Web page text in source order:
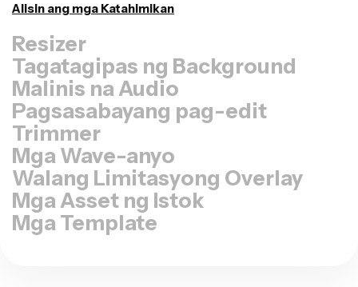
I-resize ang Video
Tagatagipas ng Background
Malinis na Audio
Pagsasabayang pag-edit
Trimmer
Mga Wave-anyo
Walang Limitasyong Overlay
Mga Asset ng Istok
Mga Template